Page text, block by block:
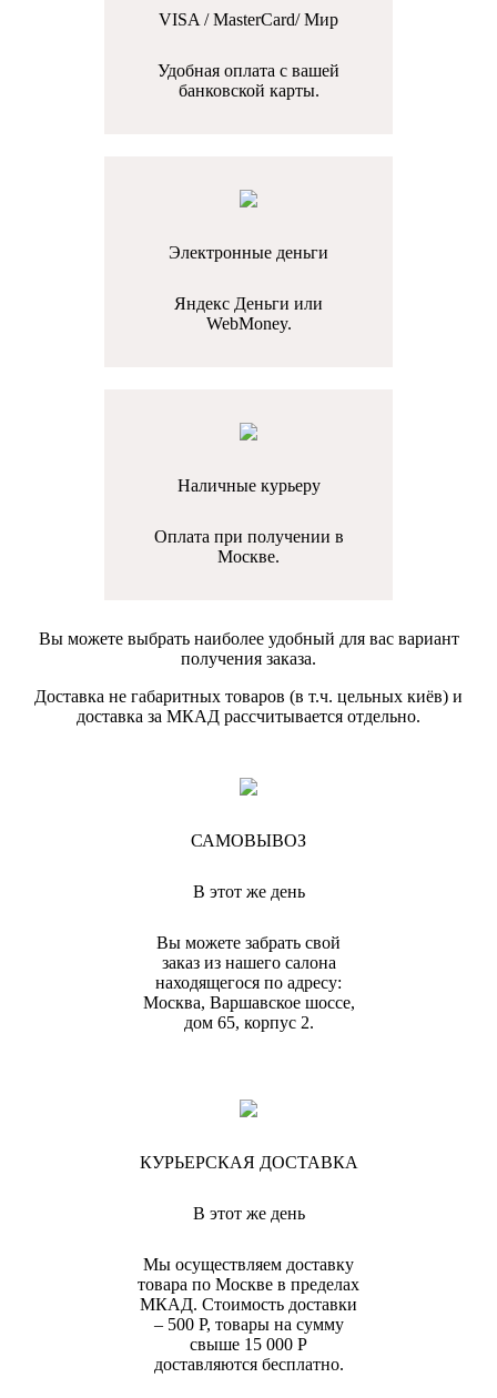
VISA / MasterCard/ Мир
Удобная оплата с вашей
банковской карты.
Электронные деньги
Яндекс Деньги или
WebMoney.
Наличные курьеру
Оплата при получении в
Москве.
Вы можете выбрать наиболее удобный для вас вариант
получения заказа.
Доставка не габаритных товаров (в т.ч. цельных киёв) и
доставка за МКАД рассчитывается отдельно.
САМОВЫВОЗ
В этот же день
Вы можете забрать свой
заказ из нашего салона
находящегося по адресу:
Москва, Варшавское шоссе,
дом 65, корпус 2.
КУРЬЕРСКАЯ ДОСТАВКА
В этот же день
Мы осуществляем доставку
товара по Москве в пределах
МКАД. Стоимость доставки
– 500 Р, товары на сумму
свыше 15 000 Р
доставляются бесплатно.